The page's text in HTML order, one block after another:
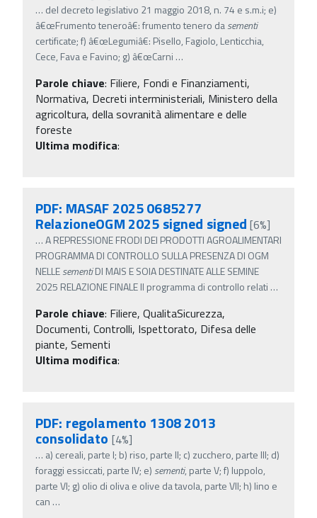
… del decreto legislativo 21 maggio 2018, n. 74 e s.m.i; e)
â€œFrumento teneroâ€: frumento tenero dasementi
certificate; f) â€œLegumiâ€: Pisello, Fagiolo, Lenticchia,
Cece, Fava e Favino; g) â€œCarni …
Parole chiave: Filiere, Fondi e Finanziamenti,
Normativa, Decreti interministeriali, Ministero della
agricoltura, della sovranità alimentare e delle
foreste
Ultima modifica:
PDF: MASAF 2025 0685277
RelazioneOGM 2025 signed signed [6%]
…A REPRESSIONE FRODI DEI PRODOTTI AGROALIMENTARI
PROGRAMMA DI CONTROLLO SULLA PRESENZA DI OGM
NELLEsementiDI MAIS E SOIA DESTINATE ALLE SEMINE
2025 RELAZIONE FINALE Il programma di controllo relati …
Parole chiave: Filiere, QualitaSicurezza,
Documenti, Controlli, Ispettorato, Difesa delle
piante, Sementi
Ultima modifica:
PDF: regolamento 1308 2013
consolidato [4%]
… a) cereali, parte I; b) riso, parte II; c) zucchero, parte III; d)
foraggi essiccati, parte IV; e) sementi, parte V; f) luppolo,
parte VI; g) olio di oliva e olive da tavola, parte VII; h) lino e
can …